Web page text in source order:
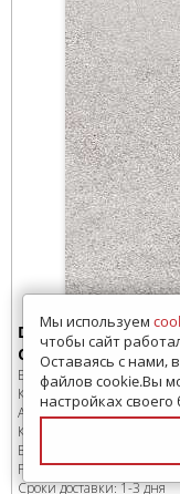
DD503820R
Стоун серый
Бренд:Kerama Marazzi
Коллекция: Про Стоун
Артикул:DD503820R
Код товара:
В коробке
Размер:600x1195 мм
Сроки доставки: 1-3 дня
Мы используем
чтобы сайт
Оставаясь с нами,
файлов cookie.Вы
настройках своего